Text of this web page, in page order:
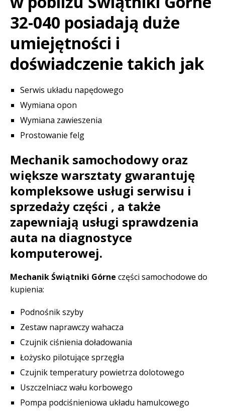
32-040 posiadają duże
umiejętności i
doświadczenie takich jak
Serwis układu napędowego
Wymiana opon
Wymiana zawieszenia
Prostowanie felg
Mechanik samochodowy oraz
większe warsztaty gwarantuję
kompleksowe usługi serwisu i
sprzedaży części , a także
zapewniają usługi sprawdzenia
auta na diagnostyce
komputerowej.
Mechanik Świątniki Górne części samochodowe do
kupienia:
Podnośnik szyby
Zestaw naprawczy wahacza
Czujnik ciśnienia doładowania
Łożysko pilotujące sprzęgła
Czujnik temperatury powietrza dolotowego
Uszczelniacz wału korbowego
Pompa podciśnieniowa układu hamulcowego